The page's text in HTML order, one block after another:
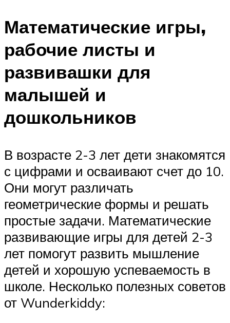
Математические игры,
рабочие листы и
развивашки для
малышей и
дошкольников
В возрасте 2-3 лет дети знакомятся
с цифрами и осваивают счет до 10.
Они могут различать
геометрические формы и решать
простые задачи. Математические
развивающие игры для детей 2-3
лет помогут развить мышление
детей и хорошую успеваемость в
школе. Несколько полезных советов
от Wunderkiddy: